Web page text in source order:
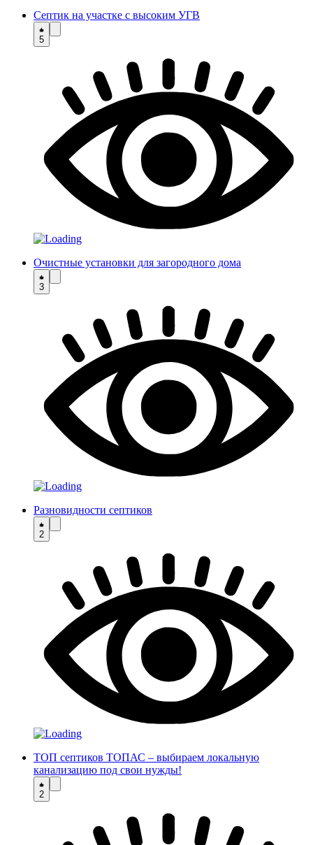
Септик на участке с высоким УГВ
5
Очистные установки для загородного дома
3
Разновидности септиков
2
ТОП септиков ТОПАС – выбираем локальную
канализацию под свои нужды!
2